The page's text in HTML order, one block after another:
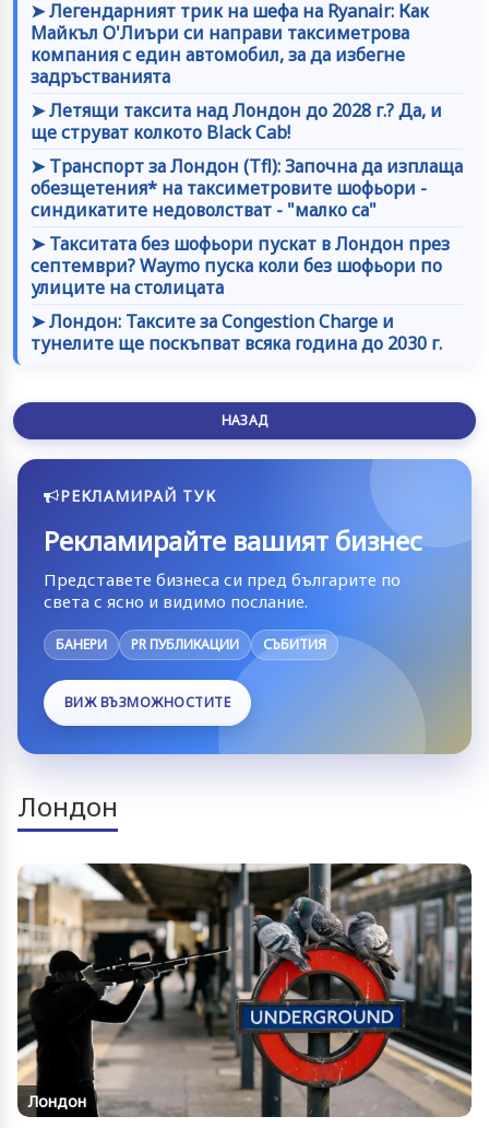
➤ Легендарният трик на шефа на Ryanair: Как
Майкъл О'Лиъри си направи таксиметрова
компания с един автомобил, за да избегне
задръстванията
➤ Летящи таксита над Лондон до 2028 г.? Да, и
ще струват колкото Black Cab!
➤ Транспорт за Лондон (Tfl): Започна да изплаща
обезщетения* на таксиметровите шофьори -
синдикатите недоволстват - "малко са"
➤ Такситата без шофьори пускат в Лондон през
септември? Waymo пуска коли без шофьори по
улиците на столицата
➤ Лондон: Таксите за Congestion Charge и
тунелите ще поскъпват всяка година до 2030 г.
НАЗАД
РЕКЛАМИРАЙ ТУК
Рекламирайте вашият бизнес
Представете бизнеса си пред българите по
света с ясно и видимо послание.
БАНЕРИ PR ПУБЛИКАЦИИ СЪБИТИЯ
ВИЖ ВЪЗМОЖНОСТИТЕ
Лондон
Лондон